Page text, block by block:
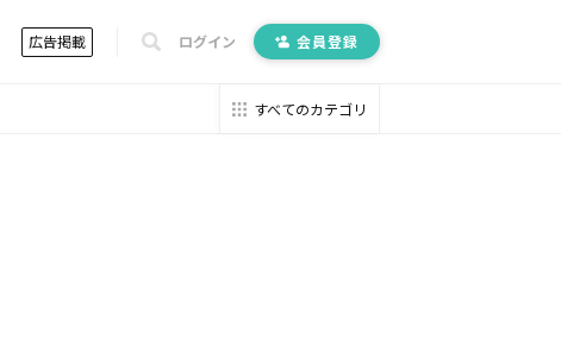
広告掲載 ログイン 会員登録
すべてのカテゴリ